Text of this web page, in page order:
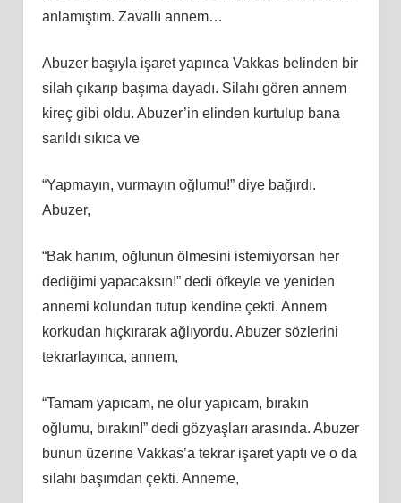
anlamıştım. Zavallı annem…
Abuzer başıyla işaret yapınca Vakkas belinden bir
silah çıkarıp başıma dayadı. Silahı gören annem
kireç gibi oldu. Abuzer’in elinden kurtulup bana
sarıldı sıkıca ve
“Yapmayın, vurmayın oğlumu!” diye bağırdı.
Abuzer,
“Bak hanım, oğlunun ölmesini istemiyorsan her
dediğimi yapacaksın!” dedi öfkeyle ve yeniden
annemi kolundan tutup kendine çekti. Annem
korkudan hıçkırarak ağlıyordu. Abuzer sözlerini
tekrarlayınca, annem,
“Tamam yapıcam, ne olur yapıcam, bırakın
oğlumu, bırakın!” dedi gözyaşları arasında. Abuzer
bunun üzerine Vakkas’a tekrar işaret yaptı ve o da
silahı başımdan çekti. Anneme,